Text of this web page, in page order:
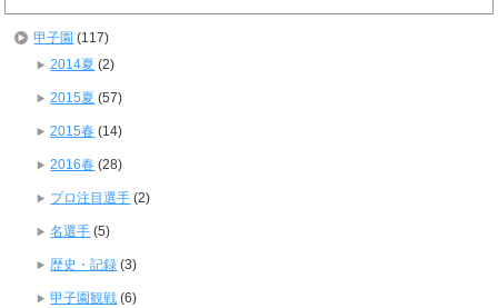
甲子園 (117)
2014夏 (2)
2015夏 (57)
2015春 (14)
2016春 (28)
プロ注目選手 (2)
名選手 (5)
歴史・記録 (3)
甲子園観戦 (6)